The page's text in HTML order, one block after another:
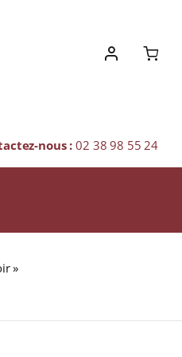
nous :02 38 98 55 24
»